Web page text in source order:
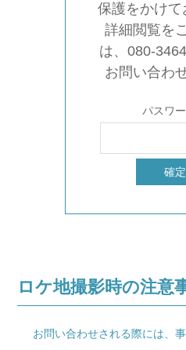
保護をかけて
詳細閲覧を
は、080-
お問い合わ
パスワ
ロケ地撮影時の注意
お問い合わせされる際には、